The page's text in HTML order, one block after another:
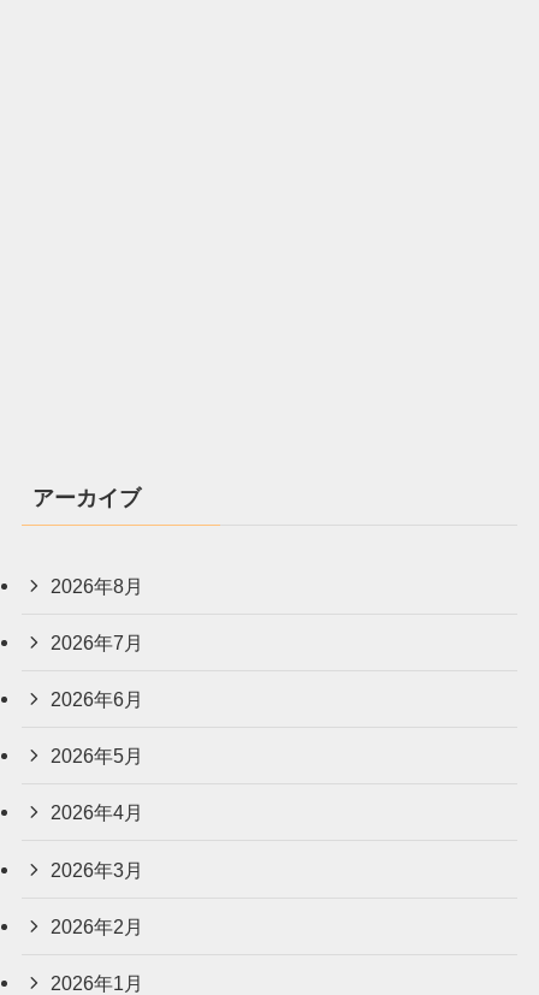
アーカイブ
2026年8月
2026年7月
2026年6月
2026年5月
2026年4月
2026年3月
2026年2月
2026年1月